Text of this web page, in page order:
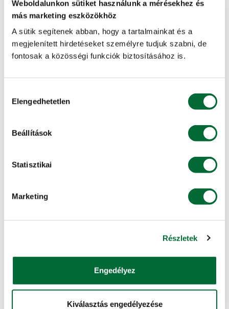
Weboldalunkon sütiket használunk a mérésekhez és
más marketing eszközökhöz
A sütik segítenek abban, hogy a tartalmainkat és a
megjelenített hirdetéseket személyre tudjuk szabni, de
fontosak a közösségi funkciók biztosításához is.
kiválasztása
Elengedhetetlen
Beállítások
Statisztikai
Marketing
Részletek
Engedélyez
Kiválasztás engedélyezése
TÁPANYAG-ÖSSZETÉTEL
Nitrogéntartalom (%)
13
Foszfortartalom (P2O5) (%)
13
Részletes információ »